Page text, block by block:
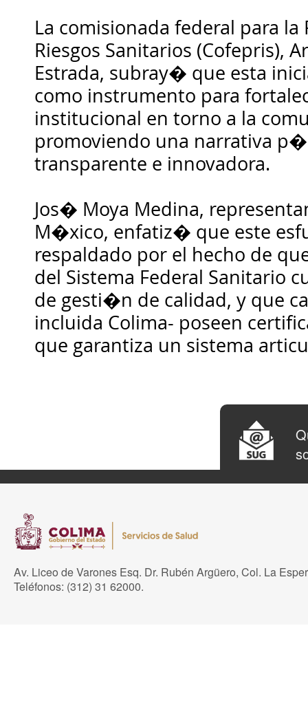
La comisionada federal para
Riesgos Sanitarios (Cofepris),
Estrada, subray� que esta
como instrumento para
institucional en torno a la
promoviendo una narrativa
transparente e innovadora.
Jos� Moya Medina,
M�xico, enfatiz� que este
respaldado por el hecho de
del Sistema Federal Sanitario
de gesti�n de calidad, y que
incluida Colima- poseen
que garantiza un sistema
Av. Liceo de Varones Esq. Dr. Rubén Argüero, Col. La
Teléfonos: (312) 31 62000.